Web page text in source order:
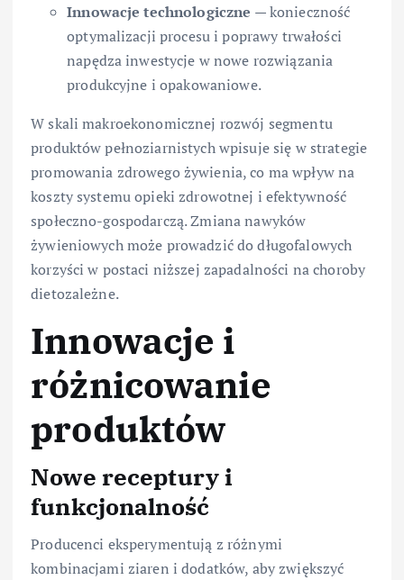
Innowacje technologiczne — konieczność
optymalizacji procesu i poprawy trwałości
napędza inwestycje w nowe rozwiązania
produkcyjne i opakowaniowe.
W skali makroekonomicznej rozwój segmentu
produktów pełnoziarnistych wpisuje się w strategie
promowania zdrowego żywienia, co ma wpływ na
koszty systemu opieki zdrowotnej i efektywność
społeczno-gospodarczą. Zmiana nawyków
żywieniowych może prowadzić do długofalowych
korzyści w postaci niższej zapadalności na choroby
dietozależne.
Innowacje i
różnicowanie
produktów
Nowe receptury i
funkcjonalność
Producenci eksperymentują z różnymi
kombinacjami ziaren i dodatków, aby zwiększyć